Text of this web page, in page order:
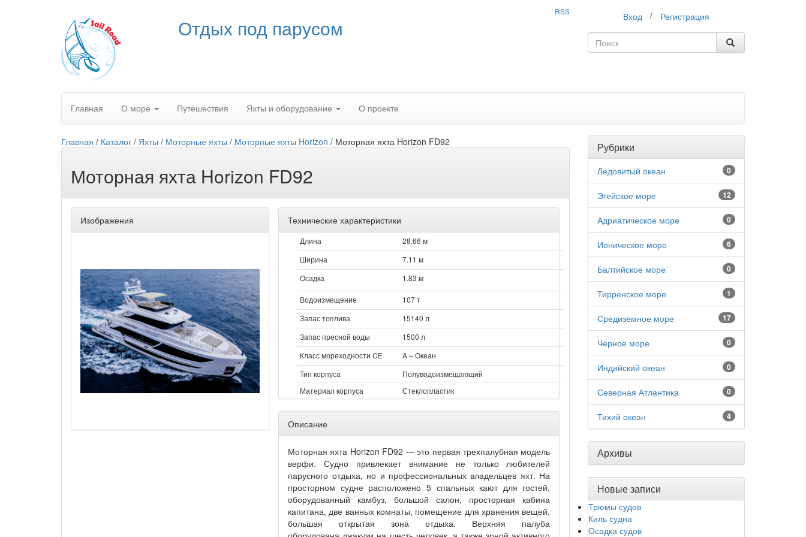
RSS
Отдых под парусом Вход / Регистрация
Главная О море Путешествия Яхты и оборудование О проекте
Главная / Каталог / Яхты / Моторные яхты / Моторные яхты Horizon / Моторная яхта Horizon FD92
Моторная яхта Horizon FD92
Изображения Технические характеристики
Длина
28.66 м
Ширина
7.11 м
Осадка
1.83 м
Водоизмещение
107 т
Запас топлива
15140 л
Запас пресной воды
1500 л
Класс мореходности CE
A – Океан
Тип корпуса
Полуводоизмещающий
Материал корпуса
Стеклопластик
Описание
Моторная яхта Horizon FD92 — это первая трехпалубная модель
верфи. Судно привлекает внимание не только любителей
парусного отдыха, но и профессиональных владельцев яхт. На
просторном судне расположено 5 спальных кают для гостей,
оборудованный камбуз, большой салон, просторная кабина
капитана, две ванных комнаты, помещение для хранения вещей,
большая открытая зона отдыха. Верхняя палуба
Рубрики
0
Ледовитый океан
12
Эгейское море
0
Адриатическое море
6
Ионическое море
0
Балтийское море
1
Тирренское море
17
Средиземное море
0
Черное море
0
Индийский океан
0
Северная Атлантика
4
Тихий океан
Архивы
Новые записи
Трюмы судов
Киль судна
Осадка судов